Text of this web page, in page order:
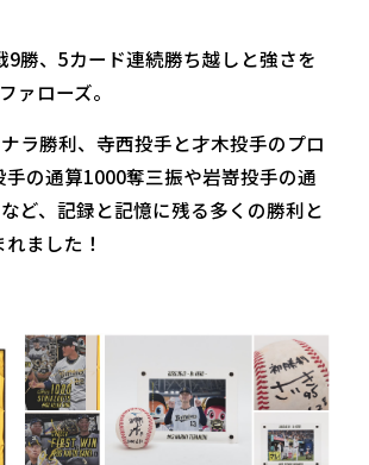
9勝、5カード連続勝ち越しと強さを
ァローズ。
ラ勝利、寺西投手と才木投手のプロ
の通算1000奪三振や岩嵜投手の通
ど、記録と記憶に残る多くの勝利と
ました！